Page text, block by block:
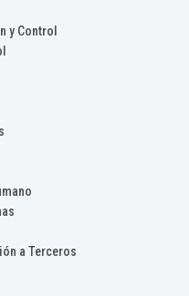
y Control
a Terceros